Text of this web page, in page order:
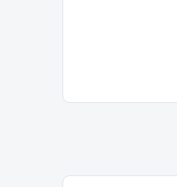
Ürün